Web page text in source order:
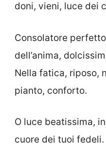
doni, vieni, luce dei
Consolatore
dell’anima,
Nella fatica, riposo,
pianto, conforto.
O luce beatissima,
cuore dei tuoi fedeli.